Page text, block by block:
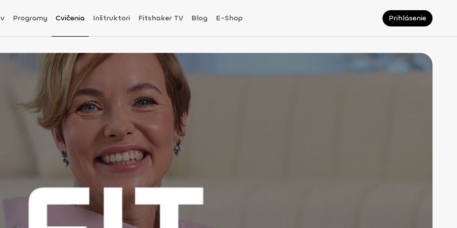
Programy Cvičenia Inštruktori Fitshaker TV Blog E-Shop Prihlásenie